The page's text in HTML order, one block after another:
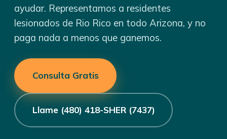
ayudar. Representamos a residentes
lesionados de Rio Rico en todo Arizona, y no
paga nada a menos que ganemos.
Consulta Gratis
Llame (480) 418-SHER (7437)